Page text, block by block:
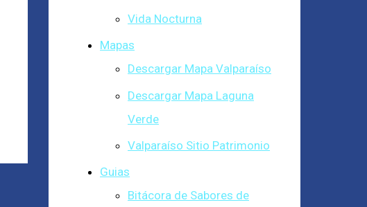
Vida Nocturna
Mapas
Descargar Mapa Valparaíso
Descargar Mapa Laguna
Verde
Valparaíso Sitio Patrimonio
Guias
Bitácora de Sabores de